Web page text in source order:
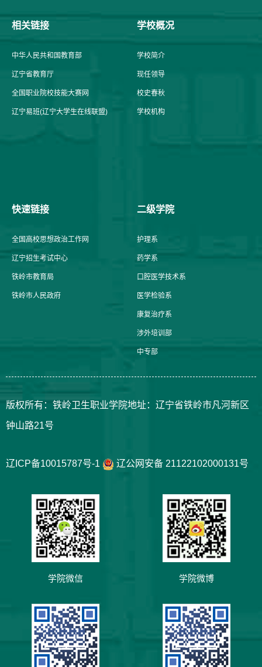
相关链接
中华人民共和国教育部
辽宁省教育厅
全国职业院校技能大赛网
辽宁易班(辽宁大学生在线联盟)
学校概况
学校简介
现任领导
校史春秋
学校机构
快速链接
全国高校思想政治工作网
辽宁招生考试中心
铁岭市教育局
铁岭市人民政府
二级学院
护理系
药学系
口腔医学技术系
医学检验系
康复治疗系
涉外培训部
中专部
版权所有：铁岭卫生职业学院地址：辽宁省铁岭市凡河新区
钟山路21号
辽ICP备10015787号-1 辽公网安备 21122102000131号
学院微信 学院微博